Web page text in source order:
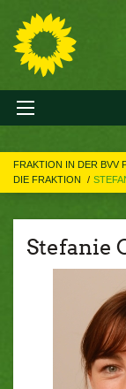
FRAKTION IN DER BVV
DIE FRAKTION
Stefanie